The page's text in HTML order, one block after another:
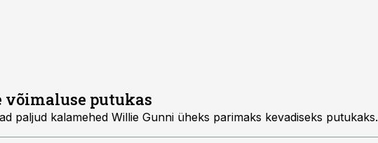
putukas
paljud kalamehed Willie Gunni üheks parimaks kevadiseks putukaks.